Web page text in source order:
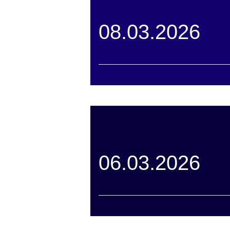
08.03.2026
06.03.2026